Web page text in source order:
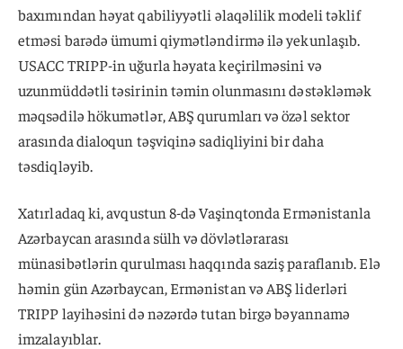
baxımından həyat qabiliyyətli əlaqəlilik modeli təklif
etməsi barədə ümumi qiymətləndirmə ilə yekunlaşıb.
USACC TRIPP-in uğurla həyata keçirilməsini və
uzunmüddətli təsirinin təmin olunmasını dəstəkləmək
məqsədilə hökumətlər, ABŞ qurumları və özəl sektor
arasında dialoqun təşviqinə sadiqliyini bir daha
təsdiqləyib.
Xatırladaq ki, avqustun 8-də Vaşinqtonda Ermənistanla
Azərbaycan arasında sülh və dövlətlərarası
münasibətlərin qurulması haqqında saziş paraflanıb. Elə
həmin gün Azərbaycan, Ermənistan və ABŞ liderləri
TRIPP layihəsini də nəzərdə tutan birgə bəyannamə
imzalayıblar.